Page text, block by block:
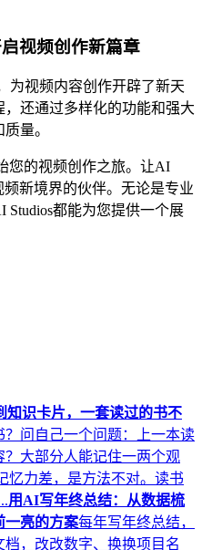
视频创作新篇章
为视频内容创作开辟了新天
还通过多样化的功能和强大
量。
您的视频创作之旅。让AI
频新境界的伙伴。无论是专业
都能为您提供一个展
识卡片，一套读过的书不
？问自己一个问题：上一本读
大部分人能记住一两个观
忆力差，是方法不对。读书
用AI写年终总结：从数据梳
一亮的方案每年写年终总结，
，改改数字、换换项目名